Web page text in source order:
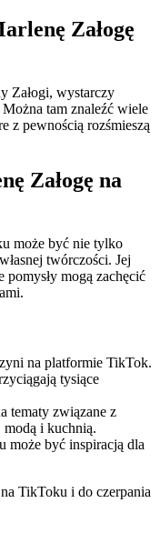
Załogę
Załogi, wystarczy
tam znaleźć wiele
z pewnością rozśmieszą
Załogę na
może być nie tylko
twórczości. Jej
mogą zachęcić
na platformie TikTok.
tysiące
tematy związane z
i kuchnią.
może być inspiracją dla
TikToku i do czerpania